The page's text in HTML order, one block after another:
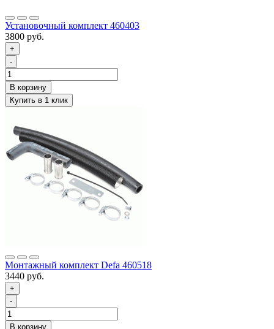
Установочный комплект 460403
3800 руб.
+
-
Монтажный комплект Defa 460518
3440 руб.
+
-